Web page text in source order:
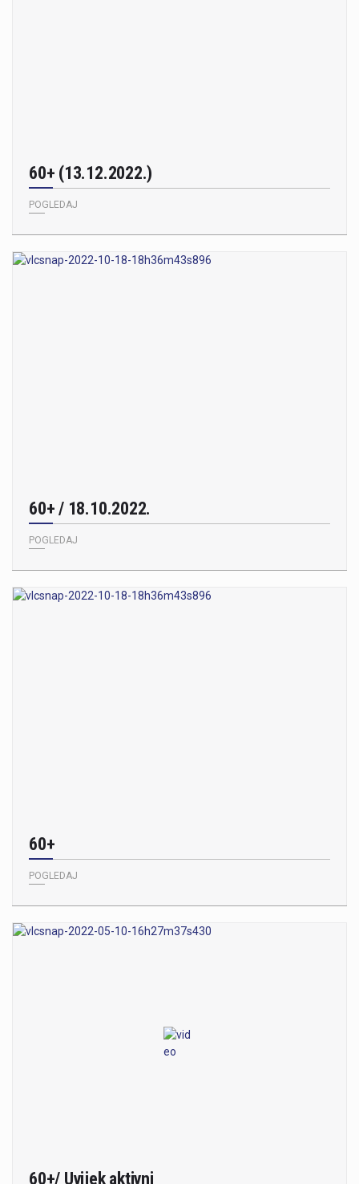
60+ (13.12.2022.)
POGLEDAJ
60+ / 18.10.2022.
POGLEDAJ
60+
POGLEDAJ
60+/ Uvijek aktivni